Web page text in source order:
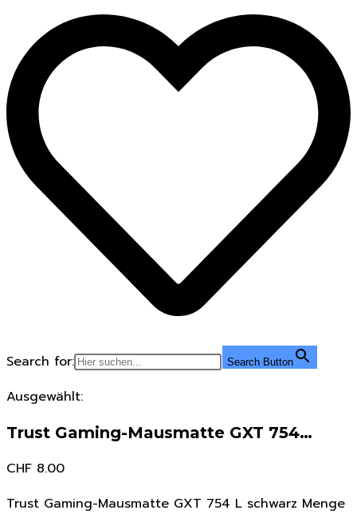
Search for: Search Button
Ausgewählt:
Trust Gaming-Mausmatte GXT 754…
CHF 8.00
Trust Gaming-Mausmatte GXT 754 L schwarz Menge